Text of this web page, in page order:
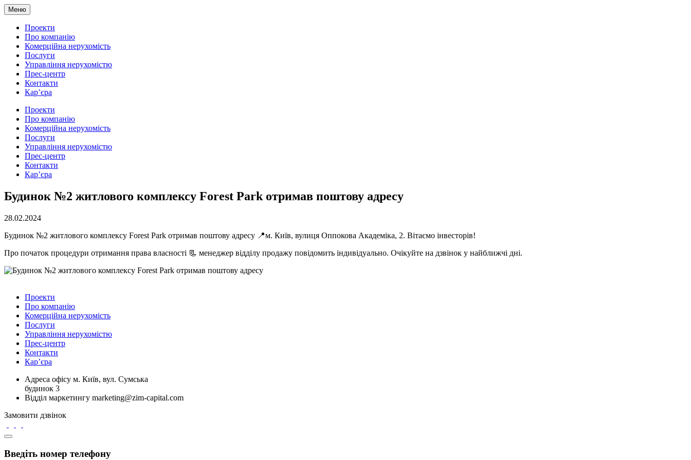
Меню
Проекти
Про компанію
Комерційна нерухомість
Послуги
Управління нерухомістю
Прес-центр
Контакти
Кар’єра
Проекти
Про компанію
Комерційна нерухомість
Послуги
Управління нерухомістю
Прес-центр
Контакти
Кар’єра
Будинок №2 житлового комплексу Forest Park отримав поштову адресу
28.02.2024
Будинок №2 житлового комплексу Forest Park отримав поштову адресу 📍м. Київ, вулиця Оппокова Академіка, 2. Вітаємо інвесторів!
Про початок процедури отримання права власності 📃 менеджер відділу продажу повідомить індивідуально. Очікуйте на дзвінок у найближчі дні.
Проекти
Про компанію
Комерційна нерухомість
Послуги
Управління нерухомістю
Прес-центр
Контакти
Кар’єра
Адреса офісу м. Київ, вул. Сумська
будинок 3
Відділ маркетингу marketing@zim-capital.com
Замовити дзвінок
Введіть номер телефону